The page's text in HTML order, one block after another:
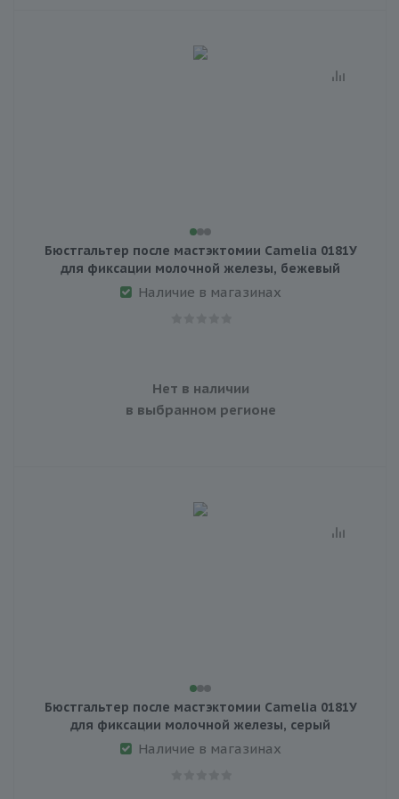
Бюстгальтер после мастэктомии Camelia 0181У
для фиксации молочной железы, бежевый
Наличие в магазинах
Нет в наличии
в выбранном регионе
Бюстгальтер после мастэктомии Camelia 0181У
для фиксации молочной железы, серый
Наличие в магазинах